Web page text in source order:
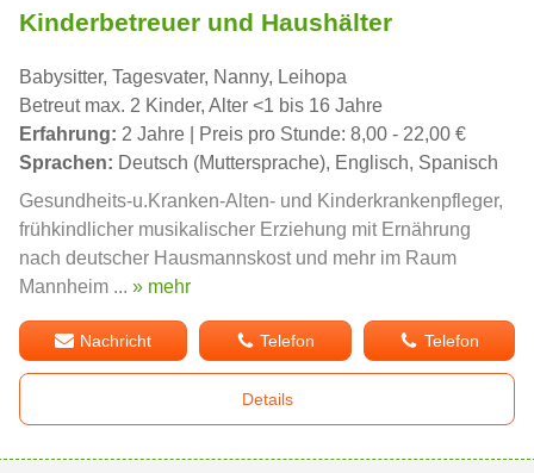
Kinderbetreuer und Haushälter
Babysitter, Tagesvater, Nanny, Leihopa
Betreut max. 2 Kinder, Alter <1 bis 16 Jahre
Erfahrung: 2 Jahre | Preis pro Stunde: 8,00 - 22,00 €
Sprachen: Deutsch (Muttersprache), Englisch, Spanisch
Gesundheits-u.Kranken-Alten- und Kinderkrankenpfleger,
frühkindlicher musikalischer Erziehung mit Ernährung
nach deutscher Hausmannskost und mehr im Raum
Mannheim ... » mehr
Nachricht Telefon Telefon
Details